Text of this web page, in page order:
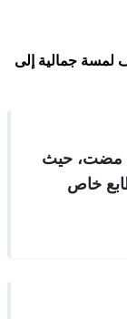
لمسة جمالية إلى
مضت، حيث
خاص